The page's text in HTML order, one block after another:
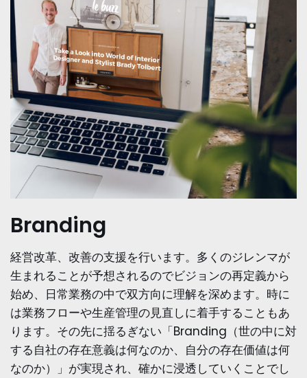
Branding
経営改革、改善の支援を行います。多くのジレンマが
生まれることが予想されるのでビジョンの再定義から
始め、日常業務の中で双方向に理解を深めます。時に
は業務フローや生産管理の見直しに着手することもあ
ります。その先に揺るぎない「Branding（世の中に対
する自社の存在意義は何なのか、自分の存在価値は何
なのか）」が実現され、確かに浸透していくことでし